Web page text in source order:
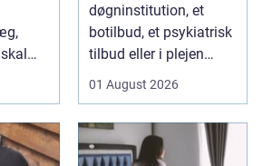
døgninstitution, et
botilbud, et psykiatrisk
tilbud eller i plejen
01 August 2026